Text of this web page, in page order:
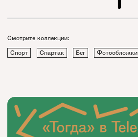
Смотрите коллекции:
Спорт
Спартак Бег Фотообложки